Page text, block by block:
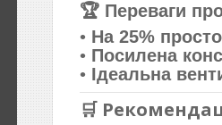
🏆 Переваги
• На 25%
• Посилена
• Ідеальна
🛒